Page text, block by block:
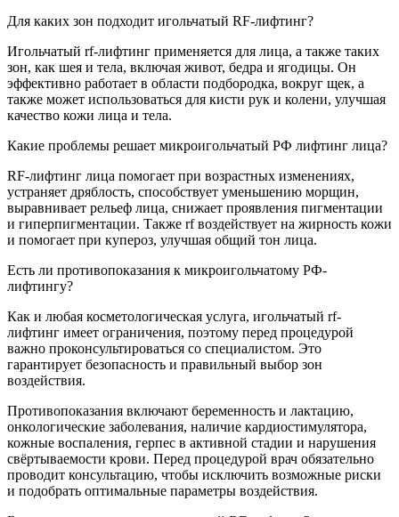
Для каких зон подходит игольчатый RF-лифтинг?
Игольчатый rf-лифтинг применяется для лица, а также таких
зон, как шея и тела, включая живот, бедра и ягодицы. Он
эффективно работает в области подбородка, вокруг щек, а
также может использоваться для кисти рук и колени, улучшая
качество кожи лица и тела.
Какие проблемы решает микроигольчатый РФ лифтинг лица?
RF-лифтинг лица помогает при возрастных изменениях,
устраняет дряблость, способствует уменьшению морщин,
выравнивает рельеф лица, снижает проявления пигментации
и гиперпигментации. Также rf воздействует на жирность кожи
и помогает при купероз, улучшая общий тон лица.
Есть ли противопоказания к микроигольчатому РФ-
лифтингу?
Как и любая косметологическая услуга, игольчатый rf-
лифтинг имеет ограничения, поэтому перед процедурой
важно проконсультироваться со специалистом. Это
гарантирует безопасность и правильный выбор зон
воздействия.
Противопоказания включают беременность и лактацию,
онкологические заболевания, наличие кардиостимулятора,
кожные воспаления, герпес в активной стадии и нарушения
свёртываемости крови. Перед процедурой врач обязательно
проводит консультацию, чтобы исключить возможные риски
и подобрать оптимальные параметры воздействия.